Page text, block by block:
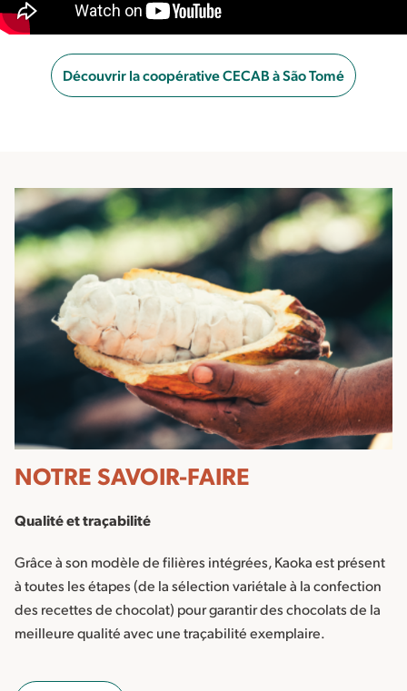
Découvrir la coopérative CECAB à São Tomé
NOTRE SAVOIR-FAIRE
Qualité et traçabilité
Grâce à son modèle de filières intégrées, Kaoka est présent
à toutes les étapes (de la sélection variétale à la confection
des recettes de chocolat) pour garantir des chocolats de la
meilleure qualité avec une traçabilité exemplaire.